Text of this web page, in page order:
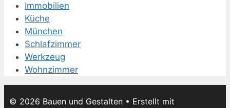
Immobilien
Küche
München
Schlafzimmer
Werkzeug
Wohnzimmer
© 2026 Bauen und Gestalten • Erstellt mit